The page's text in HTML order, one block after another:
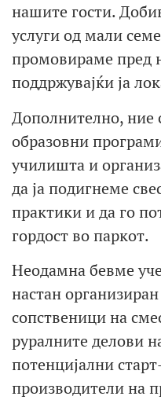
нашите гости.
услуги од мали
промовираме пред
поддржувајќи ја
Дополнително, ние
образовни
училишта и
да ја подигнеме
практики и да го
гордост во паркот.
Неодамна бевме
настан
сопственици на
руралните делови
потенцијални
производители на